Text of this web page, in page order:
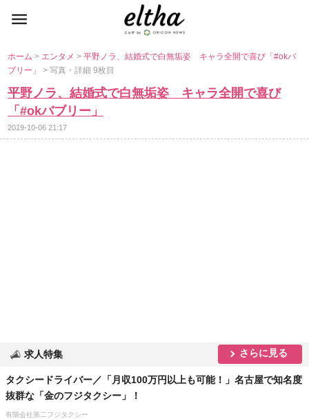
ホーム> エンタメ>平野ノラ、結婚式で白無垢姿 キャラ全開で喜び「#okバ
ブリー」> 写真・詳細 9枚目
平野ノラ、結婚式で白無垢姿 キャラ全開で喜び
「#okバブリー」
2019-10-06 21:17
求人特集 さらに見る
タクシードライバー／「月収100万円以上も可能！」名古屋で知名度
抜群な「金のフジタクシー」！
有限会社第二フジタクシー